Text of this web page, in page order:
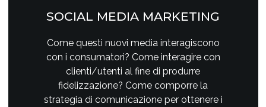
SOCIAL MEDIA MARKETING
Come questi nuovi media interagiscono
con i consumatori? Come interagire con
clienti/utenti al fine di produrre
fidelizzazione? Come comporre la
strategia di comunicazione per ottenere i